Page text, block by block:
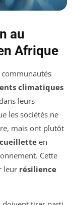
au
Afrique
communautés
climatiques
dans leurs
les sociétés ne
mais ont plutôt
cueillette en
Cette
leur résilience